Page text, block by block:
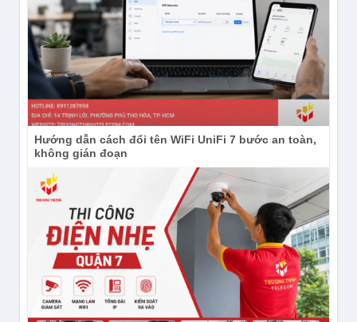
Băng thông: 250MHz.
Hướng dẫn cách đổi tên WiFi UniFi 7 bước an toàn,
không gián đoạn